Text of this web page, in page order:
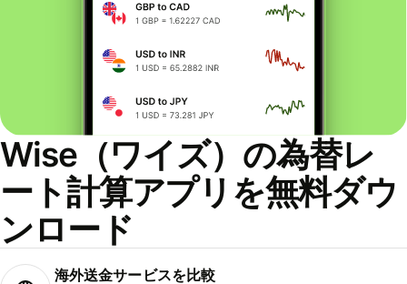
Wise（ワイズ）の為替レ
ート計算アプリを無料ダウ
ンロード
海外送金サービスを比較